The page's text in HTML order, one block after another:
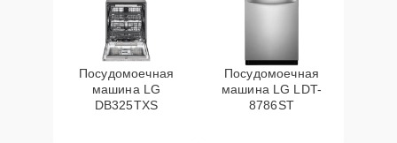
Посудомоечная
машина LG
DB325TXS
Посудомоечная
машина LG LDT-
8786ST